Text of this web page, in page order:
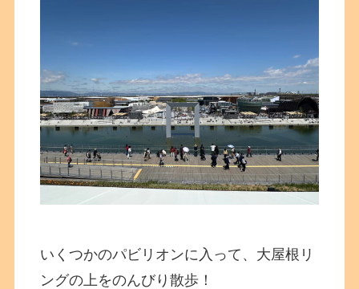
いくつかのパビリオンに入って、大屋根リ
ングの上をのんびり散歩！